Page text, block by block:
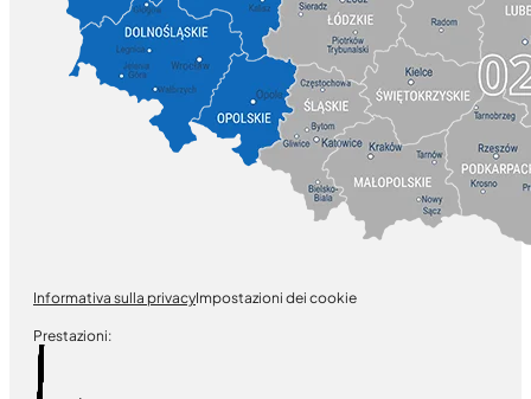
Informativa sulla privacyImpostazioni dei cookie
Prestazioni: